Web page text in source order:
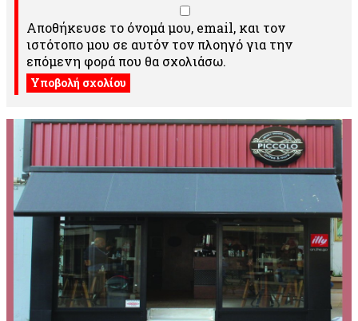
Αποθήκευσε το όνομά μου, email, και τον
ιστότοπο μου σε αυτόν τον πλοηγό για την
επόμενη φορά που θα σχολιάσω.